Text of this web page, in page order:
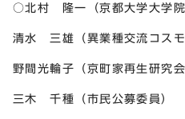
○北村 隆一（京都大学大学
清水 三雄（異業種交流コス
野間光輪子（京町家再生研究
三木 千種（市民公募委員）